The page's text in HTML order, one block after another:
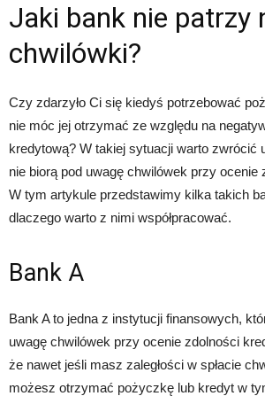
Jaki bank nie patrzy
chwilówki?
Czy zdarzyło Ci się kiedyś potrzebować
nie móc jej otrzymać ze względu na
kredytową? W takiej sytuacji warto zwrócić
nie biorą pod uwagę chwilówek przy ocenie
W tym artykule przedstawimy kilka takich
dlaczego warto z nimi współpracować.
Bank A
Bank A to jedna z instytucji finansowych,
uwagę chwilówek przy ocenie zdolności
że nawet jeśli masz zaległości w spłacie
możesz otrzymać pożyczkę lub kredyt w